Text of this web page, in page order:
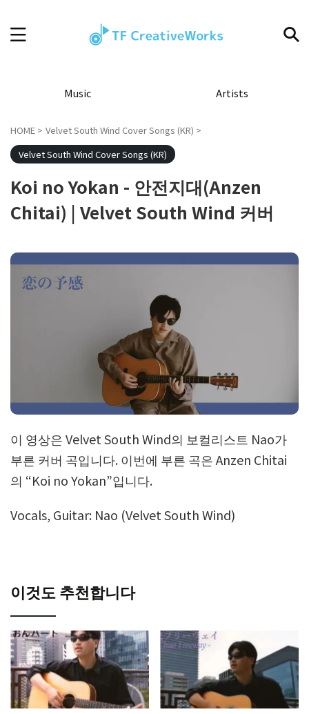
Music Artists
HOME > Velvet South Wind Cover Songs (KR) >
Velvet South Wind Cover Songs (KR)
Koi no Yokan - 안전지대(Anzen
Chitai) | Velvet South Wind 커버
이 영상은 Velvet South Wind의 보컬리스트 Nao가
부른 커버 곡입니다. 이번에 부른 곡은 Anzen Chitai
의 “Koi no Yokan”입니다.
Vocals, Guitar: Nao (Velvet South Wind)
이것도 추천합니다